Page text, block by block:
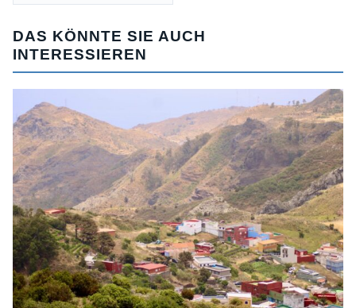
DAS KÖNNTE SIE AUCH
INTERESSIEREN